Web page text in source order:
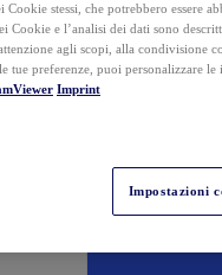
Cookie stessi, che potrebbero essere
Cookie e l’analisi dei dati sono
agli scopi, alla condivisione
tue preferenze, puoi personalizzare
Imprint
Impostazioni